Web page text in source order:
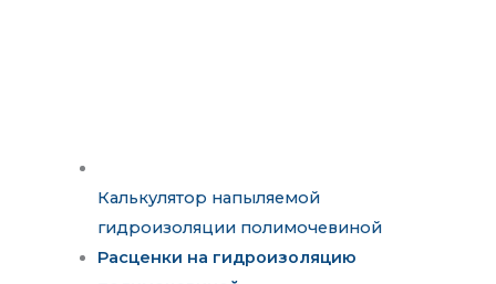
Калькулятор напыляемой
гидроизоляции полимочевиной
Расценки на гидроизоляцию